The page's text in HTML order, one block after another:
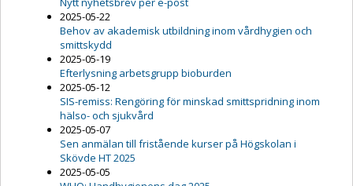
2025-05-22
Behov av akademisk utbildning inom vårdhygien och
smittskydd
2025-05-19
Efterlysning arbetsgrupp bioburden
2025-05-12
SIS-remiss: Rengöring för minskad smittspridning inom
hälso- och sjukvård
2025-05-07
Sen anmälan till fristående kurser på Högskolan i
Skövde HT 2025
2025-05-05